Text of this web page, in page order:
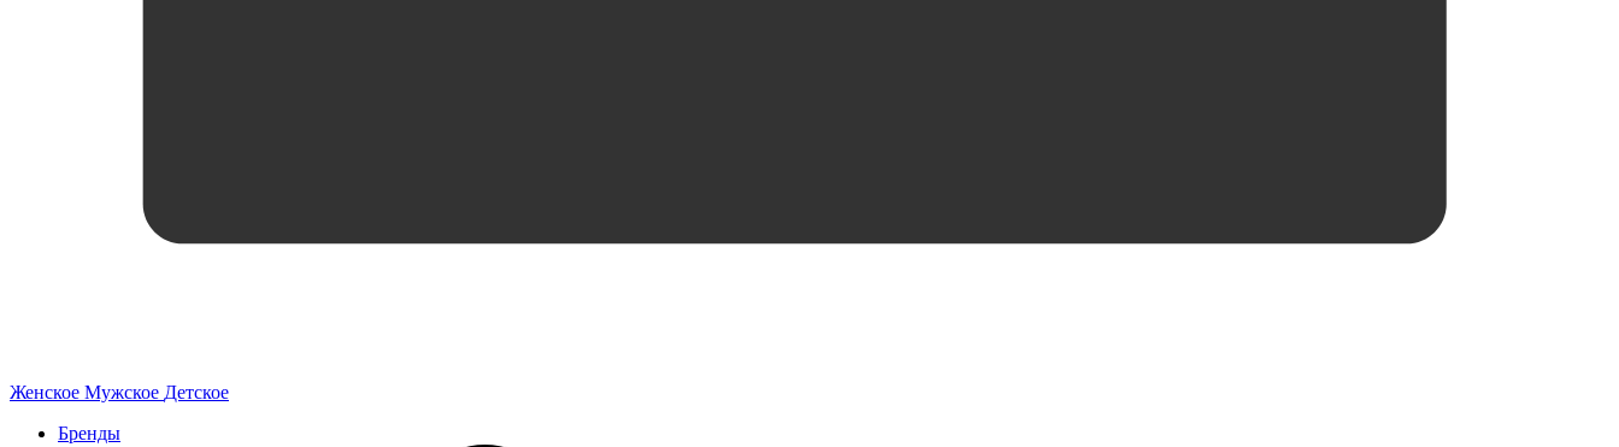
Женское Мужское Детское
Бренды